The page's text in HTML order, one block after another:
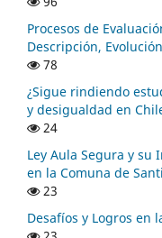
Procesos de
Descripción,
78
¿Sigue rindiendo
y desigualdad en
24
Ley Aula Segura y su
en la Comuna de
23
Desafíos y Logros en